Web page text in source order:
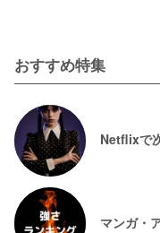
おすすめ特集
Netflixで
マンガ・